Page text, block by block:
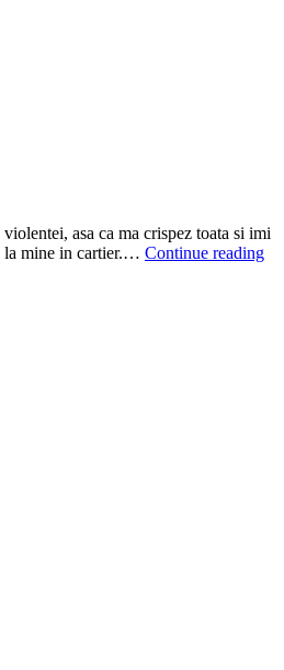
asa ca ma crispez toata si imi
la mine in cartier.… Continue reading